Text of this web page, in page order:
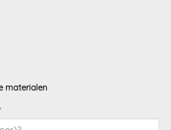
materialen